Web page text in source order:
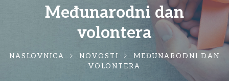
Međunarodni dan
volontera
NASLOVNICA NOVOSTI
MEĐUNARODNI DAN
VOLONTERA